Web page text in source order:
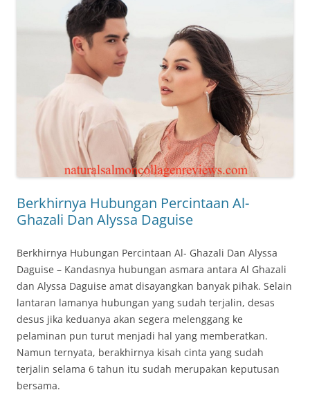
Berkhirnya Hubungan Percintaan Al-
Ghazali Dan Alyssa Daguise
Berkhirnya Hubungan Percintaan Al- Ghazali Dan Alyssa
Daguise – Kandasnya hubungan asmara antara Al Ghazali
dan Alyssa Daguise amat disayangkan banyak pihak. Selain
lantaran lamanya hubungan yang sudah terjalin, desas
desus jika keduanya akan segera melenggang ke
pelaminan pun turut menjadi hal yang memberatkan.
Namun ternyata, berakhirnya kisah cinta yang sudah
terjalin selama 6 tahun itu sudah merupakan keputusan
bersama.